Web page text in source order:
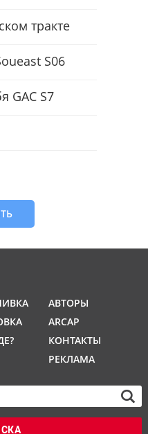
тракте
S06
GAC S7
АВТОРЫ
ARCAP
КОНТАКТЫ
РЕКЛАМА